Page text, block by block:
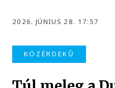
2026. JÚNIUS 28. 17:57
KÖZÉRDEKŰ